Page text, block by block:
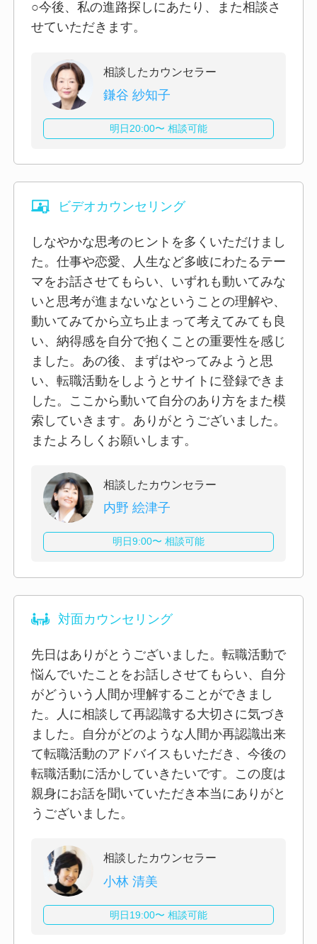
○今後、私の進路探しにあたり、また相談さ
せていただきます。
相談したカウンセラー
鎌谷 紗知子
明日20:00〜 相談可能
ビデオカウンセリング
しなやかな思考のヒントを多くいただけまし
た。仕事や恋愛、人生など多岐にわたるテー
マをお話させてもらい、いずれも動いてみな
いと思考が進まないなということの理解や、
動いてみてから立ち止まって考えてみても良
い、納得感を自分で抱くことの重要性を感じ
ました。あの後、まずはやってみようと思
い、転職活動をしようとサイトに登録できま
した。ここから動いて自分のあり方をまた模
索していきます。ありがとうございました。
またよろしくお願いします。
相談したカウンセラー
内野 絵津子
明日9:00〜 相談可能
対面カウンセリング
先日はありがとうございました。転職活動で
悩んでいたことをお話しさせてもらい、自分
がどういう人間か理解することができまし
た。人に相談して再認識する大切さに気づき
ました。自分がどのような人間か再認識出来
て転職活動のアドバイスもいただき、今後の
転職活動に活かしていきたいです。この度は
親身にお話を聞いていただき本当にありがと
うございました。
相談したカウンセラー
小林 清美
明日19:00〜 相談可能